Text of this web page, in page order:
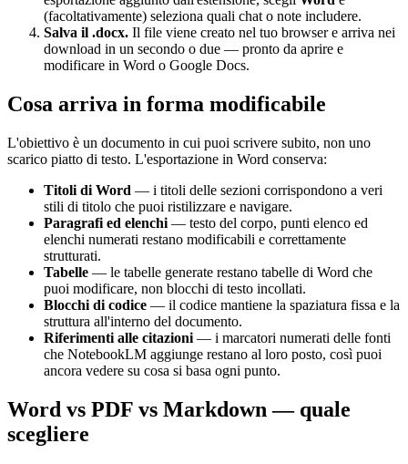
(facoltativamente) seleziona quali chat o note includere.
Salva il .docx. Il file viene creato nel tuo browser e arriva nei
download in un secondo o due — pronto da aprire e
modificare in Word o Google Docs.
Cosa arriva in forma modificabile
L'obiettivo è un documento in cui puoi scrivere subito, non uno
scarico piatto di testo. L'esportazione in Word conserva:
Titoli di Word — i titoli delle sezioni corrispondono a veri
stili di titolo che puoi ristilizzare e navigare.
Paragrafi ed elenchi — testo del corpo, punti elenco ed
elenchi numerati restano modificabili e correttamente
strutturati.
Tabelle — le tabelle generate restano tabelle di Word che
puoi modificare, non blocchi di testo incollati.
Blocchi di codice — il codice mantiene la spaziatura fissa e la
struttura all'interno del documento.
Riferimenti alle citazioni — i marcatori numerati delle fonti
che NotebookLM aggiunge restano al loro posto, così puoi
ancora vedere su cosa si basa ogni punto.
Word vs PDF vs Markdown — quale
scegliere